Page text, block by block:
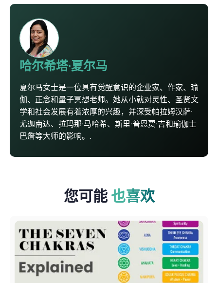
哈尔希塔·夏尔马
夏尔马女士是一位具有觉醒意识的企业家、作家、瑜
伽、正念和量子冥想老师。她从小就对灵性、圣贤文
学和社会发展有着浓厚的兴趣，并深受帕拉姆汉萨·
尤迦南达、拉玛那·马哈希、斯里·普恩贾·吉和瑜伽士
巴詹等大师的影响。.
您可能 也喜欢